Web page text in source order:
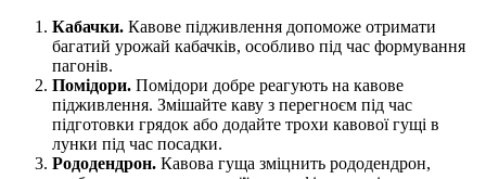
Кабачки. Кавове підживлення допоможе отримати
багатий урожай кабачків, особливо під час формування
пагонів.
Помідори. Помідори добре реагують на кавове
підживлення. Змішайте каву з перегноєм під час
підготовки грядок або додайте трохи кавової гущі в
лунки під час посадки.
Рододендрон. Кавова гуща зміцнить рододендрон,